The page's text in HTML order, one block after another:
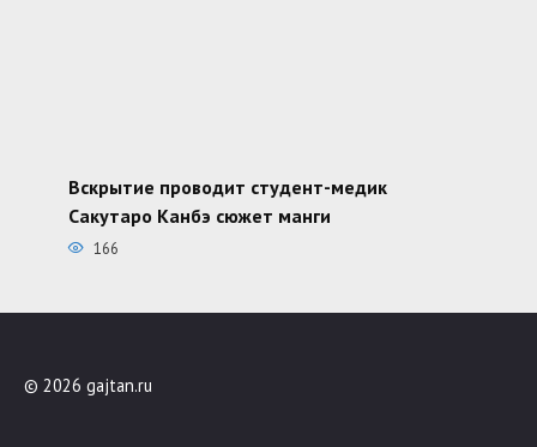
Вскрытие проводит студент-медик
Сакутаро Канбэ сюжет манги
166
© 2026 gajtan.ru